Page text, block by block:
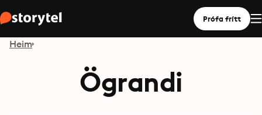
Prófa frítt
Heim
Ögrandi